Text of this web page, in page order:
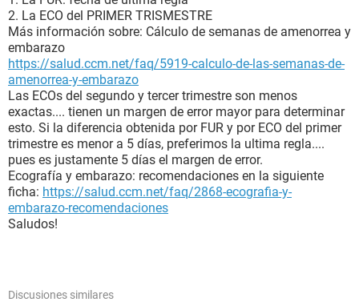
2. La ECO del PRIMER TRISMESTRE
Más información sobre: Cálculo de semanas de amenorrea y
embarazo
https://salud.ccm.net/faq/5919-calculo-de-las-semanas-de-
amenorrea-y-embarazo
Las ECOs del segundo y tercer trimestre son menos
exactas.... tienen un margen de error mayor para determinar
esto. Si la diferencia obtenida por FUR y por ECO del primer
trimestre es menor a 5 días, preferimos la ultima regla....
pues es justamente 5 días el margen de error.
Ecografía y embarazo: recomendaciones en la siguiente
ficha: https://salud.ccm.net/faq/2868-ecografia-y-
embarazo-recomendaciones
Saludos!
Discusiones similares